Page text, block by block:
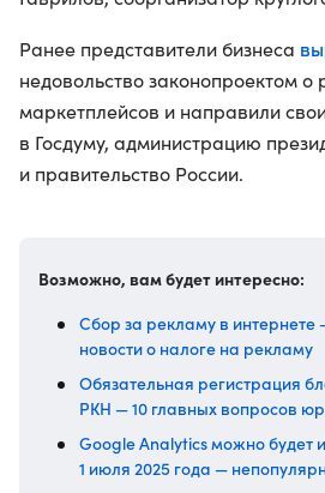
Ранее представители бизнеса
недовольство законопроектом о
маркетплейсов и направили
в Госдуму, администрацию
и правительство России.
Возможно, вам будет интересно:
Сбор за рекламу в интернете
новости о налоге на рекламу
Обязательная регистрация
РКН — 10 главных вопросов
Google Analytics можно будет
1 июля 2025 года —